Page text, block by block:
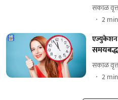
सकाळ
2
एज्युकेशन
सकाळ
2